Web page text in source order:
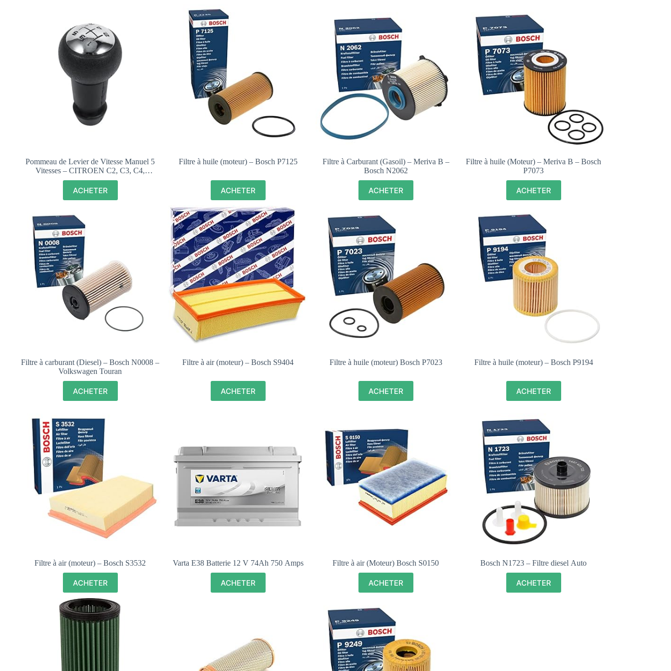
Pommeau de Levier de Vitesse Manuel 5
Vitesses – CITROEN C2, C3, C4,
Berlingo, Peugeot 206, 308, 5008, Partner –
2403V7
ACHETER
Filtre à huile (moteur) – Bosch P7125
ACHETER
Filtre à Carburant (Gasoil) – Meriva B –
Bosch N2062
ACHETER
Filtre à huile (Moteur) – Meriva B – Bosch
P7073
ACHETER
Filtre à carburant (Diesel) – Bosch N0008 –
Volkswagen Touran
ACHETER
Filtre à air (moteur) – Bosch S9404
ACHETER
Filtre à huile (moteur) Bosch P7023
ACHETER
Filtre à huile (moteur) – Bosch P9194
ACHETER
Filtre à air (moteur) – Bosch S3532
ACHETER
Varta E38 Batterie 12 V 74Ah 750 Amps
ACHETER
Filtre à air (Moteur) Bosch S0150
ACHETER
Bosch N1723 – Filtre diesel Auto
ACHETER